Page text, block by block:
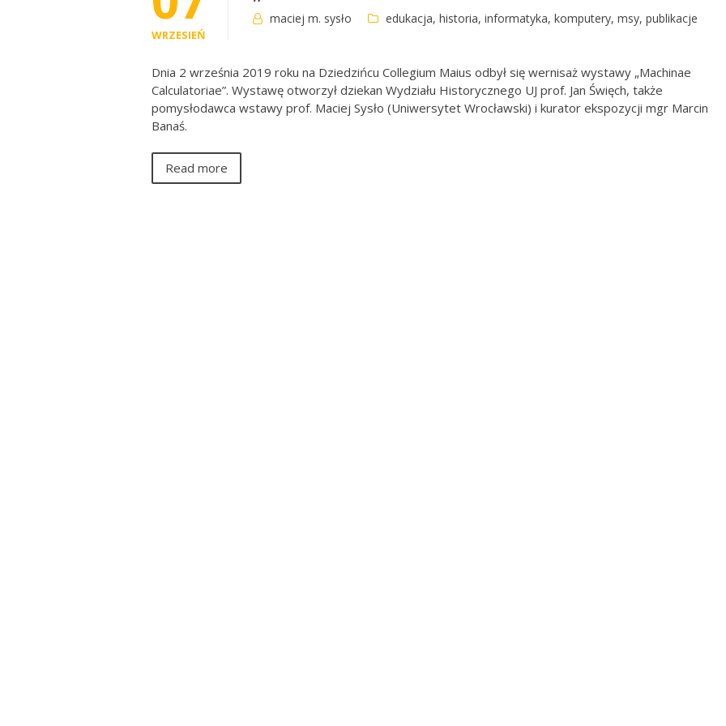
WRZESIEŃ
maciej m. sysło edukacja, historia, informatyka, komputery, msy, publikacje
Dnia 2 września 2019 roku na Dziedzińcu Collegium Maius odbył się wernisaż wystawy „Machinae
Calculatoriae”. Wystawę otworzył dziekan Wydziału Historycznego UJ prof. Jan Święch, także
pomysłodawca wstawy prof. Maciej Sysło (Uniwersytet Wrocławski) i kurator ekspozycji mgr Marcin
Banaś.
Read more